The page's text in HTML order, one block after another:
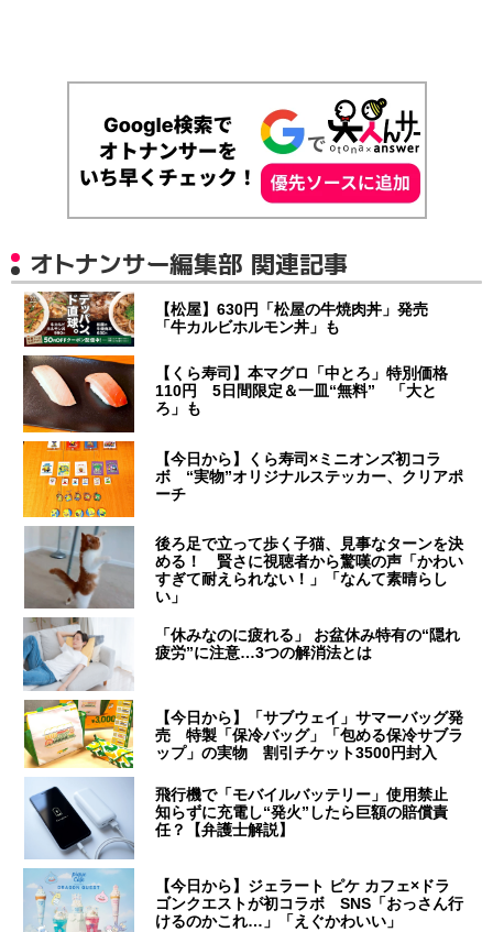
オトナンサー編集部 関連記事
【松屋】630円「松屋の牛焼肉丼」発売
「牛カルビホルモン丼」も
【くら寿司】本マグロ「中とろ」特別価格
110円 5日間限定＆一皿“無料” 「大と
ろ」も
【今日から】くら寿司×ミニオンズ初コラ
ボ “実物”オリジナルステッカー、クリアポ
ーチ
後ろ足で立って歩く子猫、見事なターンを決
める！ 賢さに視聴者から驚嘆の声「かわい
すぎて耐えられない！」「なんて素晴らし
い」
「休みなのに疲れる」 お盆休み特有の“隠れ
疲労”に注意…3つの解消法とは
【今日から】「サブウェイ」サマーバッグ発
売 特製「保冷バッグ」「包める保冷サブラ
ップ」の実物 割引チケット3500円封入
飛行機で「モバイルバッテリー」使用禁止
知らずに充電し“発火”したら巨額の賠償責
任？【弁護士解説】
【今日から】ジェラート ピケ カフェ×ドラ
ゴンクエストが初コラボ SNS「おっさん行
けるのかこれ…」「えぐかわいい」